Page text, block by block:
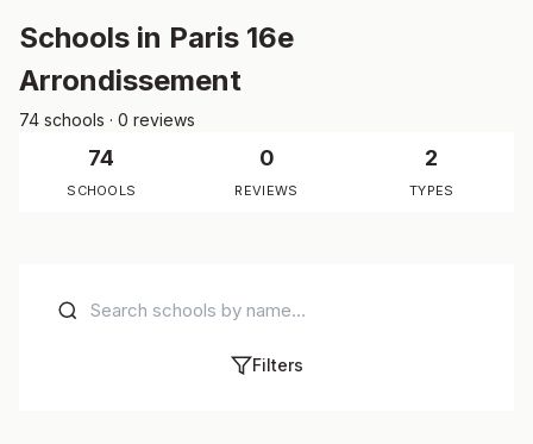
Schools in Paris 16e
Arrondissement
74 schools · 0 reviews
74
SCHOOLS
0
REVIEWS
2
TYPES
Filters